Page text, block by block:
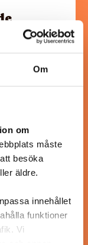
Om
om
måste
besöka
äldre.
innehållet
funktioner
Vi
eftersom
mjölet.…